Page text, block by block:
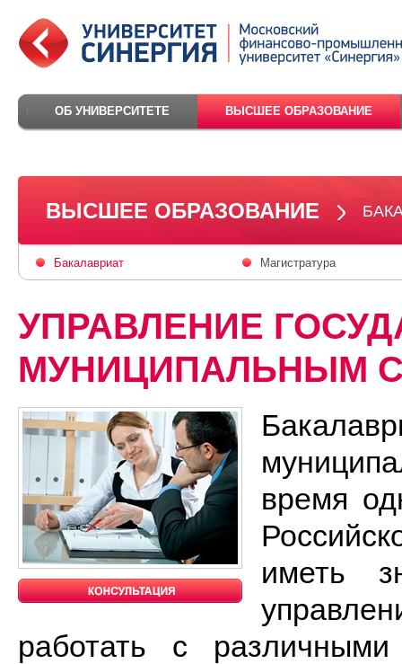
ОБ УНИВЕРСИТЕТЕ ВЫСШЕЕ ОБРАЗОВАНИЕ
ВЫСШЕЕ ОБРАЗОВАНИЕ
Бакалавриат Магистратура
УПРАВЛЕНИЕ
МУНИЦИПАЛЬНЫМ
время
иметь
работать с